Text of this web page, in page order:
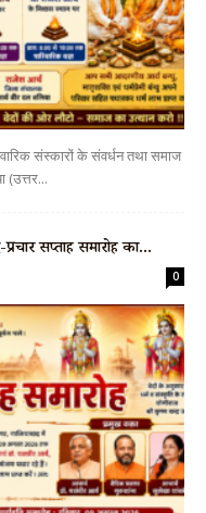
संस्कारों के संवर्धन तथा समाज
(उत्तर...
सप्ताह समारोह का...
0